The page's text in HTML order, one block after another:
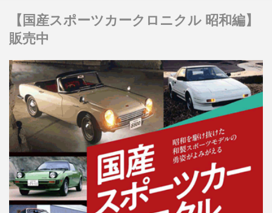
【国産スポーツカークロニクル 昭和編】
販売中